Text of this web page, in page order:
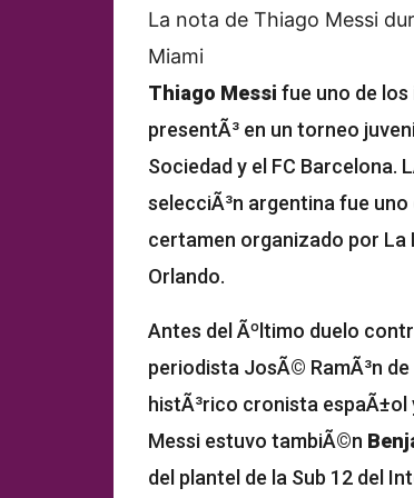
La nota de Thiago Messi
Miami
Thiago Messi fue uno de
presentÃ³ en un torneo
Sociedad y el FC Barcelona.
selecciÃ³n argentina fue
certamen organizado por La
Orlando.
Antes del Ãºltimo duelo
periodista JosÃ© RamÃ³n de
histÃ³rico cronista espaÃ±ol
Messi estuvo tambiÃ©n
del plantel de la Sub 12 del